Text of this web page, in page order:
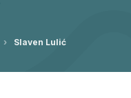
Slaven Lulić